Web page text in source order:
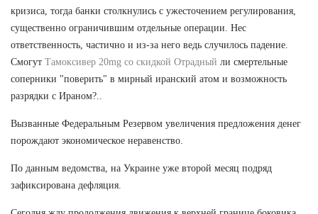
кризиса, тогда банки столкнулись с ужесточением регулирования,
существенно ограничившим отдельные операции. Нес
ответственность, частично и из-за него ведь случилось падение.
Смогут Тамоксивер 20mg со скидкой Отрадный ли смертельные
соперники "поверить" в мирный иранский атом и возможность
разрядки с Ираном?..
Вызванные Федеральным Резервом увеличения предложения денег
порождают экономическое неравенство.
По данным ведомства, на Украине уже второй месяц подряд
зафиксирована дефляция.